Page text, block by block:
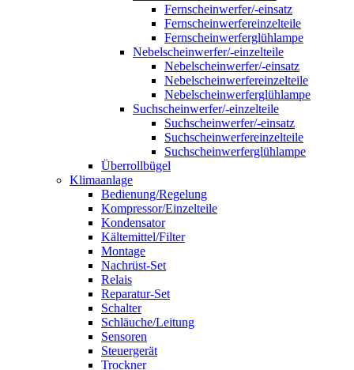
Fernscheinwerfer/-einsatz
Fernscheinwerfereinzelteile
Fernscheinwerferglühlampe
Nebelscheinwerfer/-einzelteile
Nebelscheinwerfer/-einsatz
Nebelscheinwerfereinzelteile
Nebelscheinwerferglühlampe
Suchscheinwerfer/-einzelteile
Suchscheinwerfer/-einsatz
Suchscheinwerfereinzelteile
Suchscheinwerferglühlampe
Überrollbügel
Klimaanlage
Bedienung/Regelung
Kompressor/Einzelteile
Kondensator
Kältemittel/Filter
Montage
Nachrüst-Set
Relais
Reparatur-Set
Schalter
Schläuche/Leitung
Sensoren
Steuergerät
Trockner